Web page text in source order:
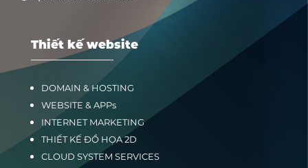
Thiết kế website
DOMAIN & HOSTING
WEBSITE & APPs
INTERNET MARKETING
THIẾT KẾ ĐỒ HỌA 2D
CLOUD SYSTEM SERVICES